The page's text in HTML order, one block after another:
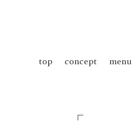
top concept menu